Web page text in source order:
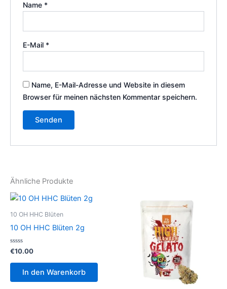
Name *
E-Mail *
Name, E-Mail-Adresse und Website in diesem
Browser für meinen nächsten Kommentar speichern.
Ähnliche Produkte
10 OH HHC Blüten
10 OH HHC Blüten 2g
Bewertet
0
€10.00
In den Warenkorb